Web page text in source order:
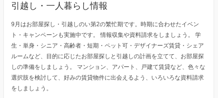
引越し・一人暮らし情報
9月はお部屋探し・引越しのい第2の繁忙期です。時期に合わせたイベン
ト・キャンペーンも実施中です。 情報収集や資料請求をしましょう。 学
生・単身・シニア・高齢者・短期・ペット可・デザイナーズ賃貸・シェア
ルームなど、目的に応じたお部屋探しと引越しの計画を立てて、お部屋探
しの準備をしましょう。 マンション、アパート、戸建て賃貸など、色々な
選択肢を検討して、好みの賃貸物件に出会えるよう、いろいろな資料請求
をしましょう。